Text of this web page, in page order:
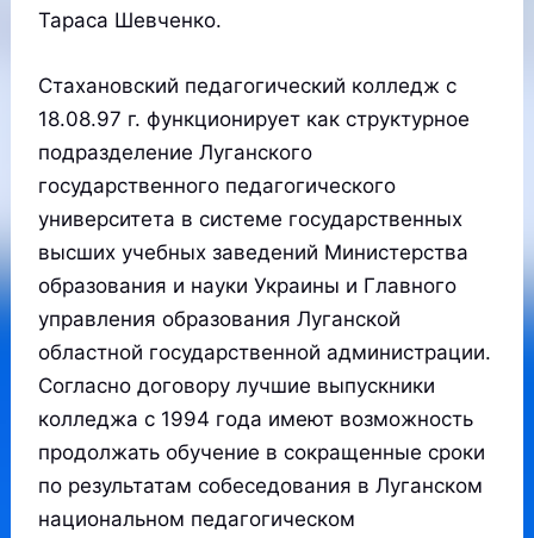
Тараса Шевченко.
Стахановский педагогический колледж с
18.08.97 г. функционирует как структурное
подразделение Луганского
государственного педагогического
университета в системе государственных
высших учебных заведений Министерства
образования и науки Украины и Главного
управления образования Луганской
областной государственной администрации.
Согласно договору лучшие выпускники
колледжа с 1994 года имеют возможность
продолжать обучение в сокращенные сроки
по результатам собеседования в Луганском
национальном педагогическом